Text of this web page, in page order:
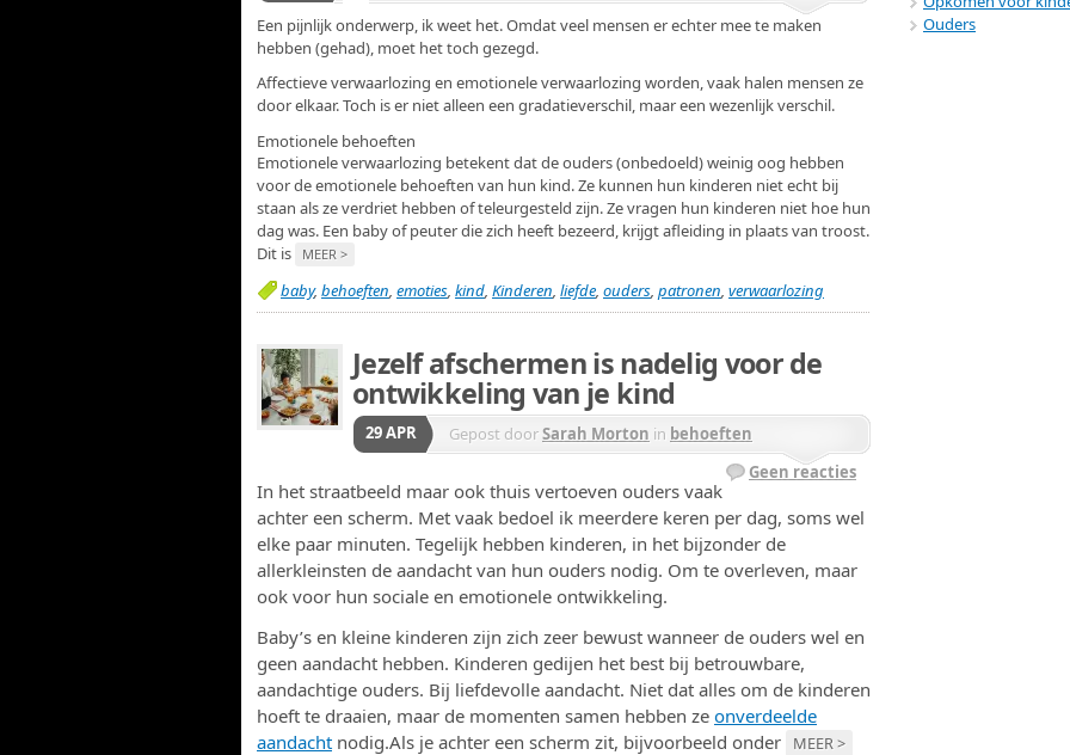
Een pijnlijk onderwerp, ik weet het. Omdat veel mensen er echter mee te maken
hebben (gehad), moet het toch gezegd.
Affectieve verwaarlozing en emotionele verwaarlozing worden, vaak halen mensen ze
door elkaar. Toch is er niet alleen een gradatieverschil, maar een wezenlijk verschil.
Emotionele behoeften
Emotionele verwaarlozing betekent dat de ouders (onbedoeld) weinig oog hebben
voor de emotionele behoeften van hun kind. Ze kunnen hun kinderen niet echt bij
staan als ze verdriet hebben of teleurgesteld zijn. Ze vragen hun kinderen niet hoe hun
dag was. Een baby of peuter die zich heeft bezeerd, krijgt afleiding in plaats van troost.
Dit is
MEER >
baby, behoeften, emoties, kind, Kinderen, liefde, ouders, patronen, verwaarlozing
Jezelf afschermen is nadelig voor de
ontwikkeling van je kind
29 APR Gepost doorSarah Morton in behoeften
Geen reacties
In het straatbeeld maar ook thuis vertoeven ouders vaak
achter een scherm. Met vaak bedoel ik meerdere keren per dag, soms wel
elke paar minuten. Tegelijk hebben kinderen, in het bijzonder de
allerkleinsten de aandacht van hun ouders nodig. Om te overleven, maar
ook voor hun sociale en emotionele ontwikkeling.
Baby’s en kleine kinderen zijn zich zeer bewust wanneer de ouders wel en
geen aandacht hebben. Kinderen gedijen het best bij betrouwbare,
aandachtige ouders. Bij liefdevolle aandacht. Niet dat alles om de kinderen
hoeft te draaien, maar de momenten samen hebben ze onverdeelde
aandacht nodig.Als je achter een scherm zit, bijvoorbeeld onder
MEER >
Ouders